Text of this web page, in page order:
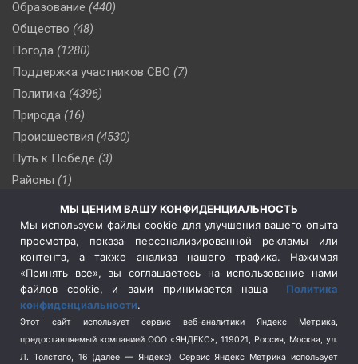
Образование (440)
Общество (48)
Погода (1280)
Поддержка участников СВО (7)
Политика (4396)
Природа (16)
Происшествия (4530)
Путь к Победе (3)
Районы (1)
Сельское хозяйство (3)
Социальная политика
(3)
Спецоперация в Украине
Спецоперация на Украине
(404)
Спорт (740)
Терроризм (1)
МЫ ЦЕНИМ ВАШУ КОНФИДЕНЦИАЛЬНОСТЬ
Мы используем файлы cookie для улучшения вашего опыта
просмотра, показа персонализированной рекламы или
контента, а также анализа нашего трафика. Нажимая
«Принять все», вы соглашаетесь на использование нами
файлов cookie, и вами принимается наша Политика
конфиденциальности.
Этот сайт использует сервис веб-аналитики Яндекс Метрика,
предоставляемый компанией ООО «ЯНДЕКС», 119021, Россия, Москва, ул.
Л. Толстого, 16 (далее — Яндекс). Сервис Яндекс Метрика использует